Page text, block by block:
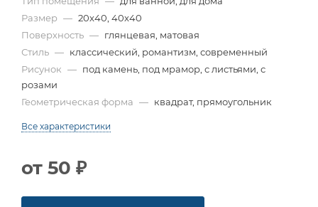
Размер — 20x40, 40x40
Поверхность — глянцевая, матовая
Стиль — классический, романтизм, современный
Рисунок — под камень, под мрамор, с листьями, с
розами
Геометрическая форма — квадрат, прямоугольник
Все характеристики
от 50 ₽